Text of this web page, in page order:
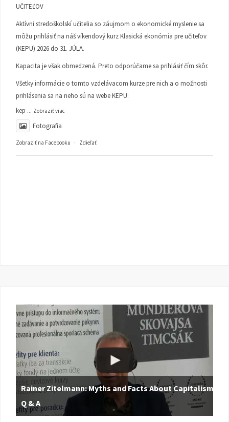
UČITEĽOV
Aktívni stredoškolskí učitelia so záujmom o ekonomické myslenie sa
môžu prihlásiť na náš víkendový kurz Klasická ekonómia pre učiteľov
(KEPU) 2026 do 31. JÚLA.
Kapacita je však obmedzená. Preto odporúčame sa prihlásiť čím skôr.
Všetky informácie o tomto vzdelávacom kurze pre nich a o možnosti
prihlásenia sa na neho sú na webe KEPU:
kep ... Zobraziť viac
Fotografia
Zobraziť na Facebooku · Zdieľať
Rainer Zitelmann: Myths and Facts About Capitalism |
Q & A